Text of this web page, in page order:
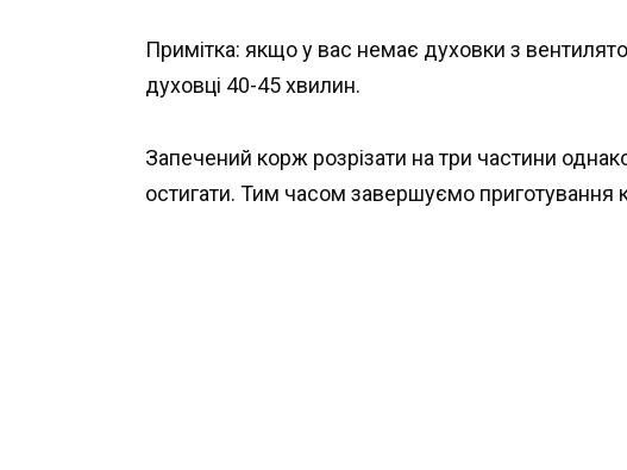
Примітка: якщо у вас немає духовки з
духовці 40-45 хвилин.
Запечений корж розрізати на три частини
остигати. Тим часом завершуємо приготування